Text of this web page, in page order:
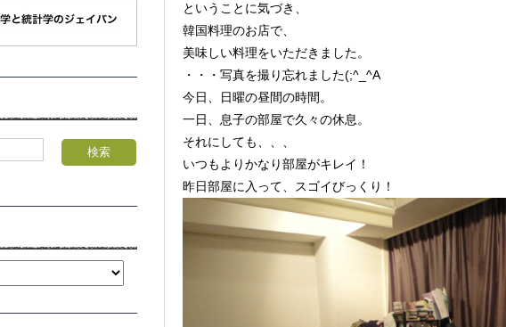
ということに気づき、
韓国料理のお店で、
美味しい料理をいただきました。
・・・写真を撮り忘れました(;^_^A
今日、日曜の昼間の時間。
一日、息子の部屋で久々の休息。
それにしても、、、
いつもよりかなり部屋がキレイ！
昨日部屋に入って、スゴイびっくり！